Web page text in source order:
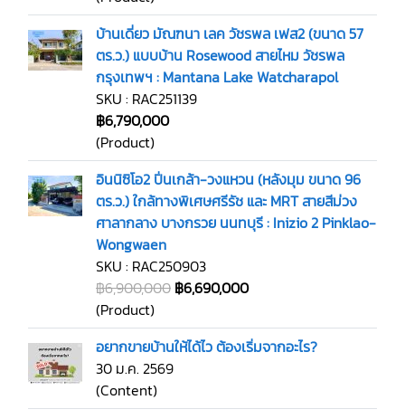
บ้านเดี่ยว มัณฑนา เลค วัชรพล เฟส2 (ขนาด 57
ตร.ว.) แบบบ้าน Rosewood สายไหม วัชรพล
กรุงเทพฯ : Mantana Lake Watcharapol
SKU : RAC251139
฿6,790,000
(Product)
อินนิซิโอ2 ปิ่นเกล้า-วงแหวน (หลังมุม ขนาด 96
ตร.ว.) ใกล้ทางพิเศษศรีรัช และ MRT สายสีม่วง
ศาลากลาง บางกรวย นนทบุรี : Inizio 2 Pinklao-
Wongwaen
SKU : RAC250903
฿6,900,000 ฿6,690,000
(Product)
อยากขายบ้านให้ได้ไว ต้องเริ่มจากอะไร?
30 ม.ค. 2569
(Content)